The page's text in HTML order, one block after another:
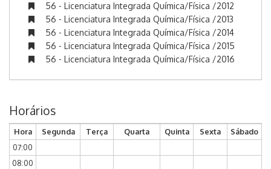
56 - Licenciatura Integrada Química/Física /2012
56 - Licenciatura Integrada Química/Física /2013
56 - Licenciatura Integrada Química/Física /2014
56 - Licenciatura Integrada Química/Física /2015
56 - Licenciatura Integrada Química/Física /2016
Horários
Hora Segunda Terça Quarta Quinta Sexta
Sábado
07:00
08:00